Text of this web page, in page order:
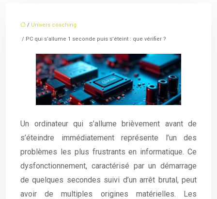
/ Univers coaching
/ PC qui s’allume 1 seconde puis s’éteint : que vérifier ?
Un ordinateur qui s’allume brièvement avant de
s’éteindre immédiatement représente l’un des
problèmes les plus frustrants en informatique. Ce
dysfonctionnement, caractérisé par un démarrage
de quelques secondes suivi d’un arrêt brutal, peut
avoir de multiples origines matérielles. Les